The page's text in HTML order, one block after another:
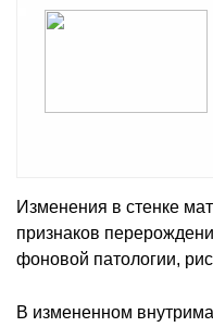
Изменения в стенке
признаков
фоновой патологии,
В измененном